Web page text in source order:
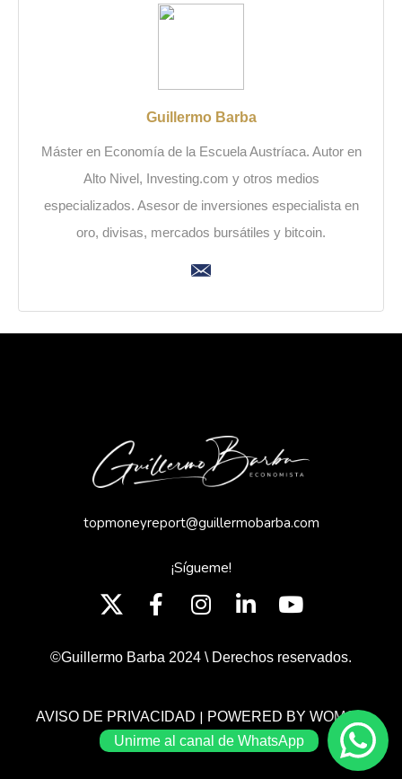
Guillermo Barba
Máster en Economía de la Escuela Austríaca. Autor en
Alto Nivel, Investing.com y otros medios
especializados. Asesor de inversiones especialista en
oro, divisas, mercados bursátiles y bitcoin.
topmoneyreport@guillermobarba.com
¡Sígueme!
©Guillermo Barba 2024 \ Derechos reservados.
AVISO DE PRIVACIDAD | POWERED BY WOMGP
Unirme al canal de WhatsApp